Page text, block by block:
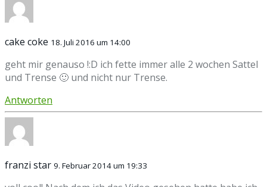
cake coke 18. Juli 2016 um 14:00
geht mir genauso !:D ich fette immer alle 2 wochen Sattel
und Trense 🙂 und nicht nur Trense.
Antworten
franzi star 9. Februar 2014 um 19:33